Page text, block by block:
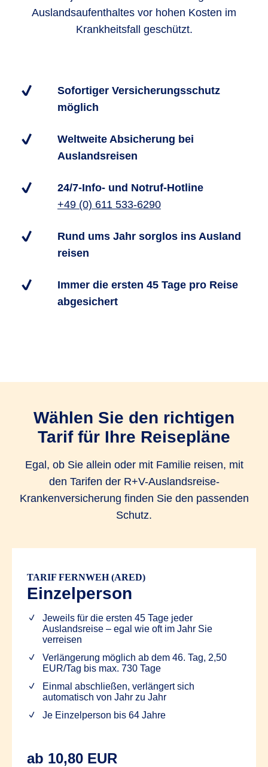
Auslandsaufenthaltes vor hohen Kosten im
Krankheitsfall geschützt.
Sofortiger Versicherungsschutz
möglich
Weltweite Absicherung bei
Auslandsreisen
24/7-Info- und Notruf-Hotline
+49 (0) 611 533-6290
Rund ums Jahr sorglos ins Ausland
reisen
Immer die ersten 45 Tage pro Reise
abgesichert
Wählen Sie den richtigen
Tarif für Ihre Reisepläne
Egal, ob Sie allein oder mit Familie reisen, mit
den Tarifen der R+V-Auslandsreise-
Krankenversicherung finden Sie den passenden
Schutz.
TARIF FERNWEH (ARED)
Einzelperson
Jeweils für die ersten 45 Tage jeder
Auslandsreise – egal wie oft im Jahr Sie
verreisen
Verlängerung möglich ab dem 46. Tag, 2,50
EUR/Tag bis max. 730 Tage
Einmal abschließen, verlängert sich
automatisch von Jahr zu Jahr
Je Einzelperson bis 64 Jahre
ab 10,80 EUR